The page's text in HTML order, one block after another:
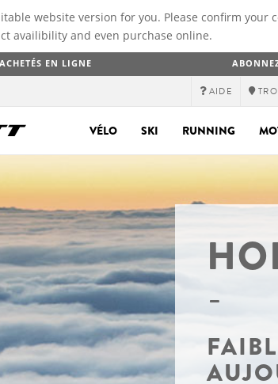
website version for you. Please confirm your
availibility and even purchase online.
EN LIGNE
AIDE
VÉLO SKI RUNNING